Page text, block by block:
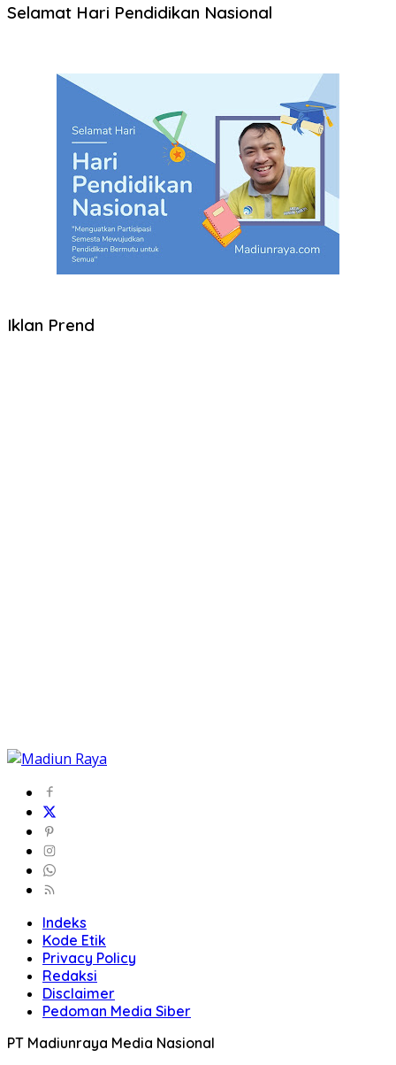
Selamat Hari Pendidikan Nasional
Iklan Prend
Indeks
Kode Etik
Privacy Policy
Redaksi
Disclaimer
Pedoman Media Siber
PT Madiunraya Media Nasional